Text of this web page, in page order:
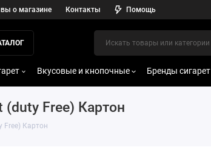
о магазине Контакты Помощь
Вкусовые и кнопочные Бренды сигарет
(duty Free) Картон
Free) Картон